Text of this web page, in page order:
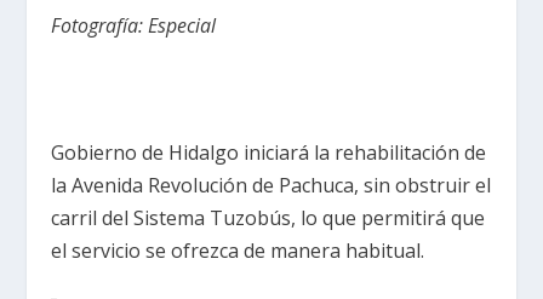
Fotografía: Especial
Gobierno de Hidalgo iniciará la rehabilitación de
la Avenida Revolución de Pachuca, sin obstruir el
carril del Sistema Tuzobús, lo que permitirá que
el servicio se ofrezca de manera habitual.